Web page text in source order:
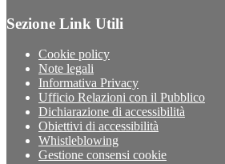
Sezione Link Utili
Cookie policy
Note legali
Informativa Privacy
Ufficio Relazioni con il Pubblico
Dichiarazione di accessibilità
Obiettivi di accessibilità
Whistleblowing
Gestione consensi cookie